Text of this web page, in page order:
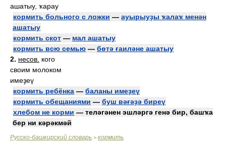
ашатыу, ҡарау
кормить больного с ложки — ауырыуҙы ҡалаҡ менән
ашатыу
кормить скот — мал ашатыу
кормить всю семью — бөтә ғаиләне ашатыу
2. несов. кого
своим молоком
имеҙеү
кормить ребёнка — баланы имеҙеү
кормить обещаниями — буш вәғәҙә биреү
хлебом не корми — теләгәнен эшләргә генә бир, башҡа
бер ни кәрәкмәй
Русско-башкирский словарь > кормить